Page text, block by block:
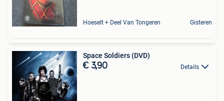
Hoeselt + Deel Van Tongeren Gisteren
Space Soldiers (DVD)
€ 3,90 Details